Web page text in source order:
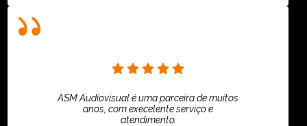
ASM Audiovisual é uma parceira de muitos
anos, com execelente serviço e
atendimento.